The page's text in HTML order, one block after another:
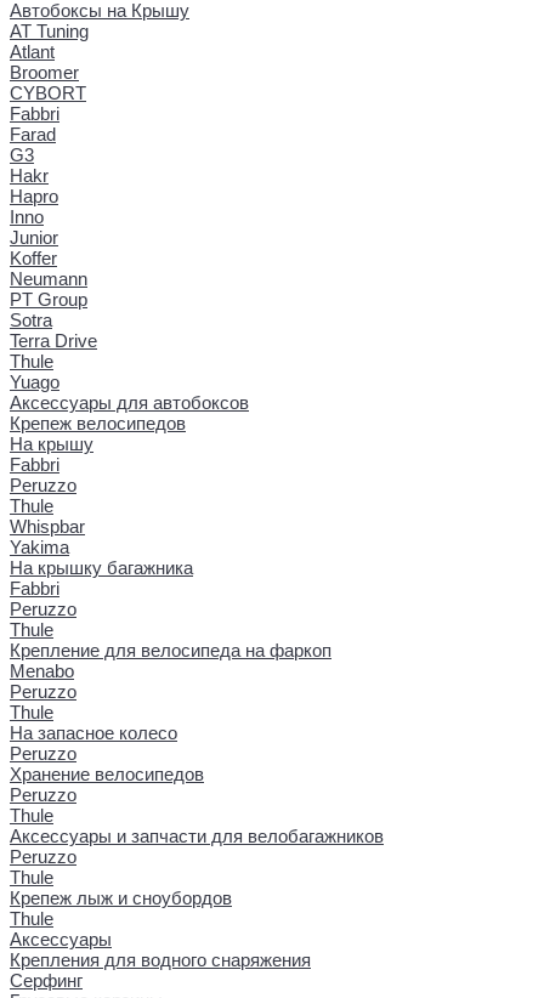
Автобоксы на Крышу
AT Tuning
Atlant
Broomer
CYBORT
Fabbri
Farad
G3
Hakr
Hapro
Inno
Junior
Koffer
Neumann
PT Group
Sotra
Terra Drive
Thule
Yuago
Аксессуары для автобоксов
Крепеж велосипедов
На крышу
Fabbri
Peruzzo
Thule
Whispbar
Yakima
На крышку багажника
Fabbri
Peruzzo
Thule
Крепление для велосипеда на фаркоп
Menabo
Peruzzo
Thule
На запасное колесо
Peruzzo
Хранение велосипедов
Peruzzo
Thule
Аксессуары и запчасти для велобагажников
Peruzzo
Thule
Крепеж лыж и сноубордов
Thule
Аксессуары
Крепления для водного снаряжения
Серфинг